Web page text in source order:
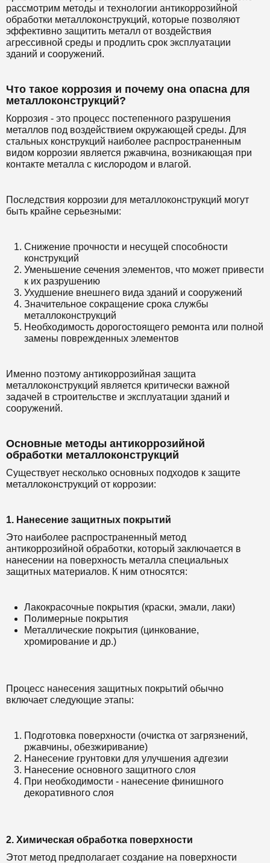
рассмотрим методы и технологии антикоррозийной
обработки металлоконструкций, которые позволяют
эффективно защитить металл от воздействия
агрессивной среды и продлить срок эксплуатации
зданий и сооружений.
Что такое коррозия и почему она опасна для
металлоконструкций?
Коррозия - это процесс постепенного разрушения
металлов под воздействием окружающей среды. Для
стальных конструкций наиболее распространенным
видом коррозии является ржавчина, возникающая при
контакте металла с кислородом и влагой.
Последствия коррозии для металлоконструкций могут
быть крайне серьезными:
Снижение прочности и несущей способности
конструкций
Уменьшение сечения элементов, что может привести
к их разрушению
Ухудшение внешнего вида зданий и сооружений
Значительное сокращение срока службы
металлоконструкций
Необходимость дорогостоящего ремонта или полной
замены поврежденных элементов
Именно поэтому антикоррозийная защита
металлоконструкций является критически важной
задачей в строительстве и эксплуатации зданий и
сооружений.
Основные методы антикоррозийной
обработки металлоконструкций
Существует несколько основных подходов к защите
металлоконструкций от коррозии:
1. Нанесение защитных покрытий
Это наиболее распространенный метод
антикоррозийной обработки, который заключается в
нанесении на поверхность металла специальных
защитных материалов. К ним относятся:
Лакокрасочные покрытия (краски, эмали, лаки)
Полимерные покрытия
Металлические покрытия (цинкование,
хромирование и др.)
Процесс нанесения защитных покрытий обычно
включает следующие этапы:
Подготовка поверхности (очистка от загрязнений,
ржавчины, обезжиривание)
Нанесение грунтовки для улучшения адгезии
Нанесение основного защитного слоя
При необходимости - нанесение финишного
декоративного слоя
2. Химическая обработка поверхности
Этот метод предполагает создание на поверхности